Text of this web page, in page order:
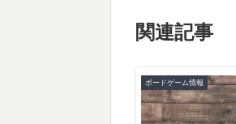
関連記事
ボードゲーム情報